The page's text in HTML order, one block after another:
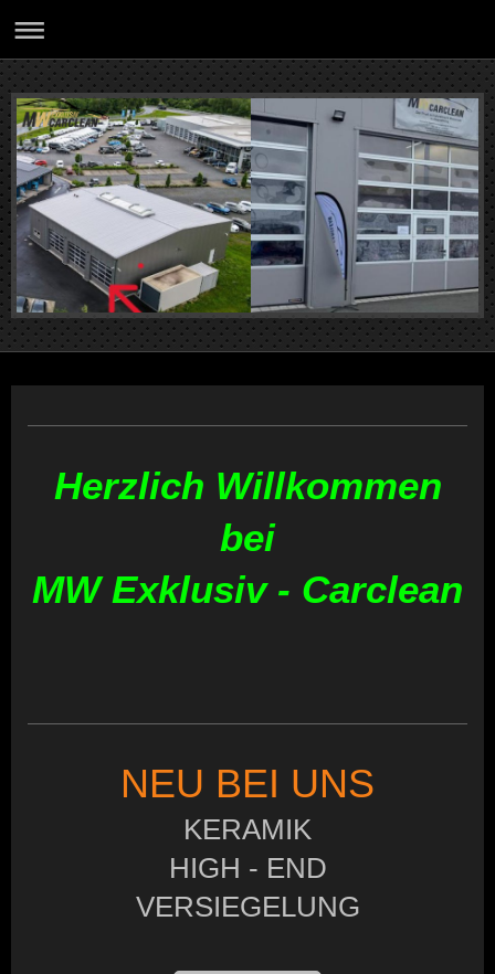
Herzlich Willkommen
bei
MW Exklusiv - Carclean
NEU BEI UNS
KERAMIK
HIGH - END
VERSIEGELUNG